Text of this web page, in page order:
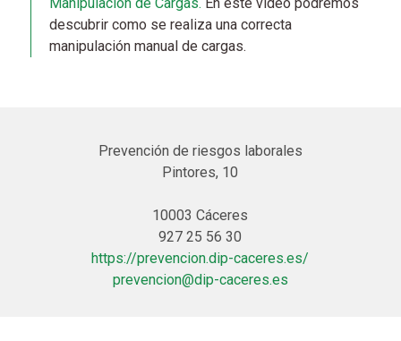
descubrir como se realiza una correcta
manipulación manual de cargas.
Prevención de riesgos laborales
Pintores, 10
10003 Cáceres
927 25 56 30
https://prevencion.dip-caceres.es/
prevencion@dip-caceres.es